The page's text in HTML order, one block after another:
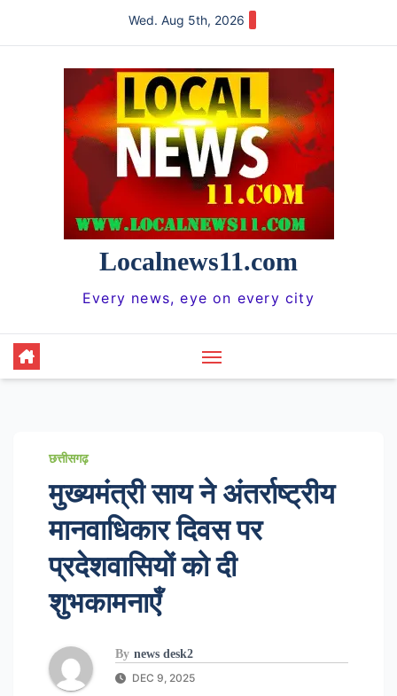
Wed. Aug 5th, 2026
Localnews11.com
Every news, eye on every city
छत्तीसगढ़
मुख्यमंत्री साय ने अंतर्राष्ट्रीय
मानवाधिकार दिवस पर
प्रदेशवासियों को दी
शुभकामनाएँ
By news desk2
DEC 9, 2025